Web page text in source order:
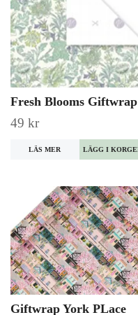
Fresh Blooms Giftwrap
49 kr
LÄS MER
Giftwrap York PLace